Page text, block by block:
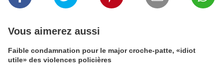
Vous aimerez aussi
Faible condamnation pour le major croche-patte, «idiot
utile» des violences policières